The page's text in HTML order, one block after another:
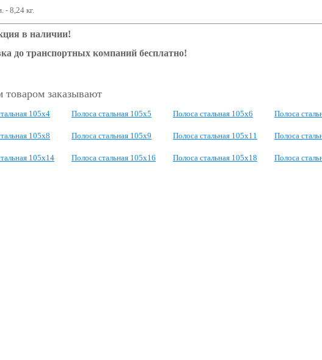
- 8,24 кг.
в наличии!
до транспортных компаний бесплатно!
товаром заказывают
105x4 Полоса стальная 105x5 Полоса стальная 105x6 Полоса
105x8 Полоса стальная 105x9 Полоса стальная 105x11 Полоса
105x14 Полоса стальная 105x16 Полоса стальная 105x18 Полоса